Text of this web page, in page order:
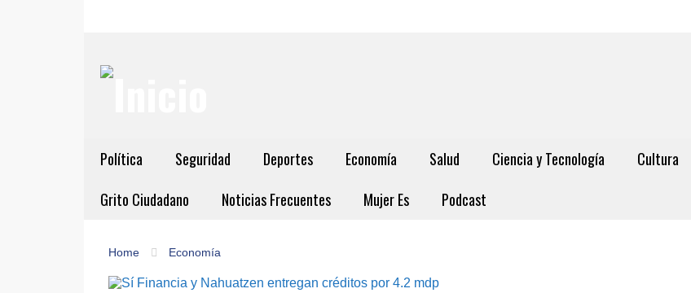
Política Seguridad Deportes Economía Salud Ciencia y Tecnología Cultura
Grito Ciudadano
Noticias Frecuentes Mujer Es Podcast
Home Economía